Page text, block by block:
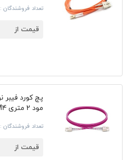
تعداد فروشندگان :1
قیمت از
مود 2 متری OM4
تعداد فروشندگان :1
قیمت از